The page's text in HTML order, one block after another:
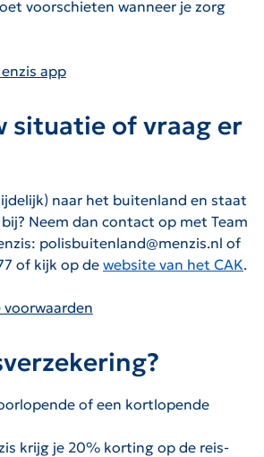
voorschieten wanneer je zorg
app
situatie of vraag er
naar het buitenland en staat
Neem dan contact op met Team
polisbuitenland@menzis.nl of
of kijk op de website van het CAK.
voorwaarden
of een kortlopende
krijg je 20% korting op de reis-